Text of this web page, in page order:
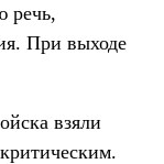
речь,
При выходе
взяли